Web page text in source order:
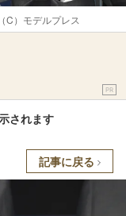
C）モデルプレス
PR
されます
記事に戻る